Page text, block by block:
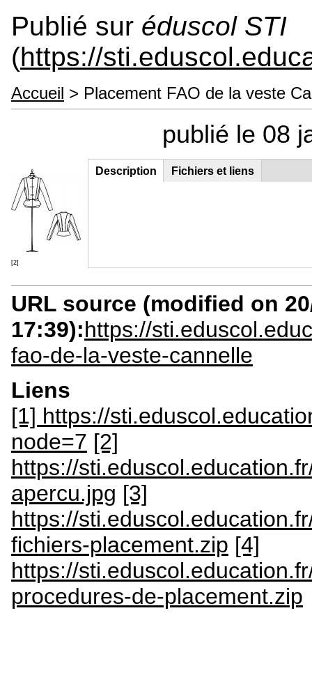
Publié sur éduscol STI
(https://
Accueil > Placement FAO de la veste
publié le 08
[2]
Contenu principal
Description (onglet
actif)
Fichiers et liens
URL source (modified on
17:39):https://
fao-de-la-veste-cannelle
Liens
[1] https://
node=7 [2]
https://
apercu.jpg [3]
https://
fichiers-placement.zip [4]
https://
procedures-de-placement.zip